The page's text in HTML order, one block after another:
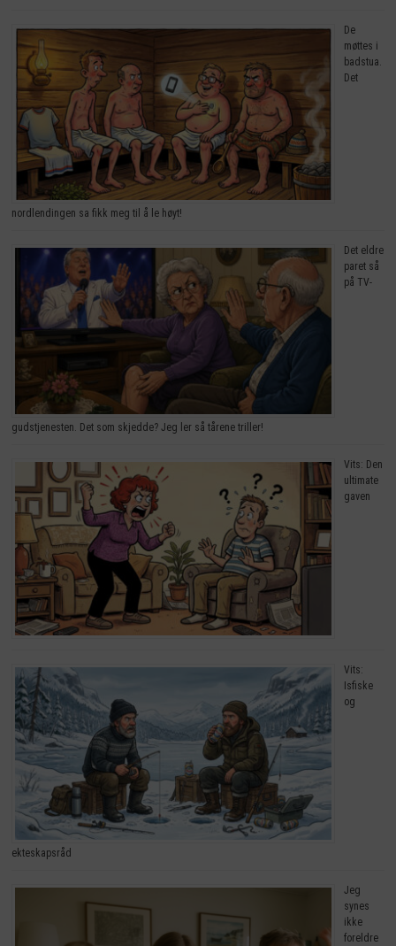
De
møttes i
badstua.
Det
nordlendingen sa fikk meg til å le høyt!
Det eldre
paret så
på TV-
gudstjenesten. Det som skjedde? Jeg ler så tårene triller!
Vits: Den
ultimate
gaven
Vits:
Isfiske
og
ekteskapsråd
Jeg
synes
ikke
foreldre